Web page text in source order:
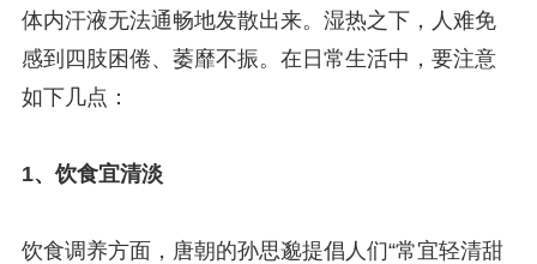
体内汗液无法通畅地发散出来。湿热之下，人难免
感到四肢困倦、萎靡不振。在日常生活中，要注意
如下几点：
1、饮食宜清淡
饮食调养方面，唐朝的孙思邈提倡人们“常宜轻清甜